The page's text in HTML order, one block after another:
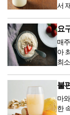
서
요
매
아
최
불
마
한